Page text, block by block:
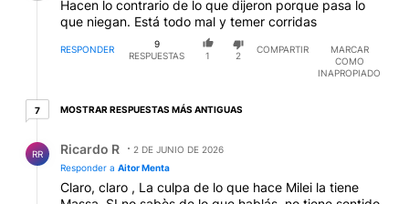
Hacen lo contrario de lo que dijeron porque pasa lo
que niegan. Está todo mal y temer corridas
RESPONDER
9
RESPUESTAS
1 2
COMPARTIR
MARCAR
COMO
INAPROPIADO
77 respuestas más antiguas
MOSTRAR RESPUESTAS MÁS ANTIGUAS
RR Ricardo R
2 DE JUNIO DE 2026
Responder a Aitor Menta
Claro, claro , La culpa de lo que hace Milei la tiene